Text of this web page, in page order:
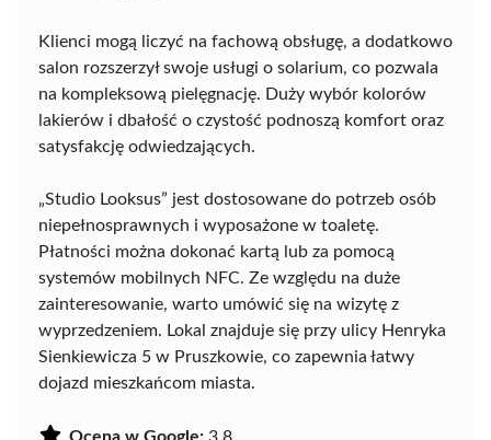
Klienci mogą liczyć na fachową obsługę, a dodatkowo
salon rozszerzył swoje usługi o solarium, co pozwala
na kompleksową pielęgnację. Duży wybór kolorów
lakierów i dbałość o czystość podnoszą komfort oraz
satysfakcję odwiedzających.
„Studio Looksus” jest dostosowane do potrzeb osób
niepełnosprawnych i wyposażone w toaletę.
Płatności można dokonać kartą lub za pomocą
systemów mobilnych NFC. Ze względu na duże
zainteresowanie, warto umówić się na wizytę z
wyprzedzeniem. Lokal znajduje się przy ulicy Henryka
Sienkiewicza 5 w Pruszkowie, co zapewnia łatwy
dojazd mieszkańcom miasta.